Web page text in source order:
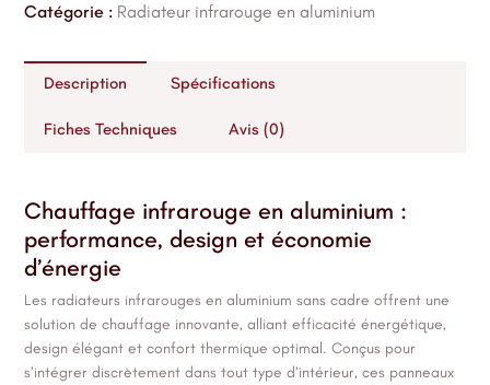
Catégorie : Radiateur infrarouge en aluminium
Description Spécifications
Fiches Techniques Avis (0)
Chauffage infrarouge en aluminium :
performance, design et économie
d’énergie
Les radiateurs infrarouges en aluminium sans cadre offrent une
solution de chauffage innovante, alliant efficacité énergétique,
design élégant et confort thermique optimal. Conçus pour
s’intégrer discrètement dans tout type d’intérieur, ces panneaux